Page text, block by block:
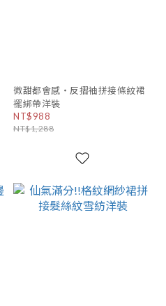
微甜都會感・反摺袖拼接條紋裙
襬綁帶洋裝
NT$988
NT$1,288